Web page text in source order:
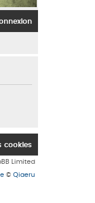
cookies
Limited
© Qiaeru